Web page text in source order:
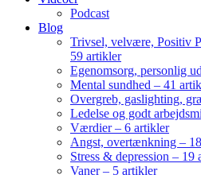
Podcast
Blog
Trivsel, velvære, Positiv
59 artikler
Egenomsorg, personlig
Mental sundhed – 41
Overgreb, gaslighting,
Ledelse og godt
Værdier – 6 artikler
Angst, overtænkning –
Stress & depression – 19
Vaner – 5 artikler